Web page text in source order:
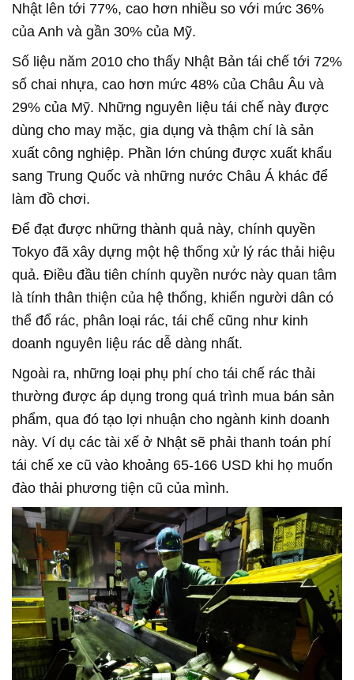
Nhật lên tới 77%, cao hơn nhiều so với mức 36%
của Anh và gần 30% của Mỹ.
Số liệu năm 2010 cho thấy Nhật Bản tái chế tới 72%
số chai nhựa, cao hơn mức 48% của Châu Âu và
29% của Mỹ. Những nguyên liệu tái chế này được
dùng cho may mặc, gia dụng và thậm chí là sản
xuất công nghiệp. Phần lớn chúng được xuất khẩu
sang Trung Quốc và những nước Châu Á khác để
làm đồ chơi.
Để đạt được những thành quả này, chính quyền
Tokyo đã xây dựng một hệ thống xử lý rác thải hiệu
quả. Điều đầu tiên chính quyền nước này quan tâm
là tính thân thiện của hệ thống, khiến người dân có
thể đổ rác, phân loại rác, tái chế cũng như kinh
doanh nguyên liệu rác dễ dàng nhất.
Ngoài ra, những loại phụ phí cho tái chế rác thải
thường được áp dụng trong quá trình mua bán sản
phẩm, qua đó tạo lợi nhuận cho ngành kinh doanh
này. Ví dụ các tài xế ở Nhật sẽ phải thanh toán phí
tái chế xe cũ vào khoảng 65-166 USD khi họ muốn
đào thải phương tiện cũ của mình.